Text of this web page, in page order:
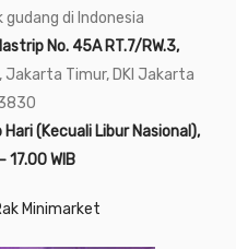
gudang di Indonesia
No. 45A RT.7/RW.3,
Jakarta Timur, DKI Jakarta
(Kecuali Libur Nasional),
17.00 WIB
Minimarket